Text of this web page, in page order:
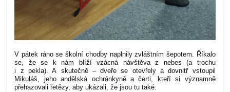
V pátek ráno se školní chodby naplnily zvláštním šepotem. Říkalo
se, že se k nám blíží vzácná návštěva z nebes (a trochu
i z pekla). A skutečně – dveře se otevřely a dovnitř vstoupil
Mikuláš, jeho andělská ochránkyně a čerti, kteří si významně
přehazovali řetězy, aby ukázali, že jsou tu také.